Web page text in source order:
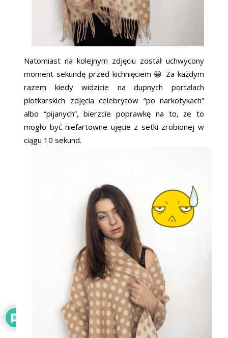
Natomiast na kolejnym zdjęciu został uchwycony
moment sekundę przed kichnięciem 😀 Za każdym
razem kiedy widzicie na dupnych portalach
plotkarskich zdjęcia celebrytów “po narkotykach”
albo “pijanych”, bierzcie poprawkę na to, że to
mogło być niefartowne ujęcie z setki zrobionej w
ciągu 10 sekund.